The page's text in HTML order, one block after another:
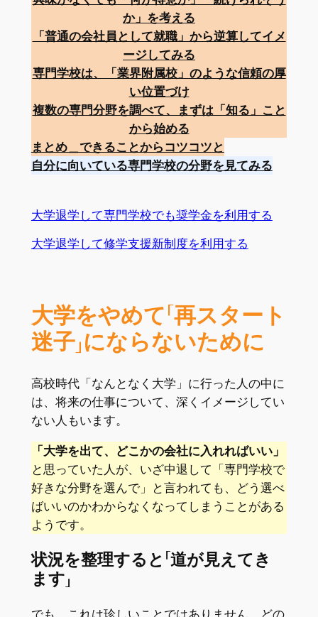
か」を考える
「普通の会社員として就職」から逆算してイメ
ージしてみる
専門学校は、「業界附属校」のような信頼の厚
い位置づけ
複数の専門分野を調べて、まずは「知る」こと
から始める
まとめ＿できることからコツコツと
自分に向いている専門学校の分野を見てみる
大学退学して専門学校でも奨学金を利用する
大学退学して修学支援新制度を利用する
大学をやめて「再スタート
迷子」にならないために
高校時代「なんとなく大学」に行った人の中に
は、将来の仕事について、深くイメージしてい
ない人もいます。
「大学を出て、どこかの会社に入れればいい」
と思っていた人が、いざ中退して「専門学校で
好きな分野を選んで」と言われても、どう選べ
ばいいのかわからなくなってしまうことがある
ようです。
状況を整理すると「道が見えてき
ます」